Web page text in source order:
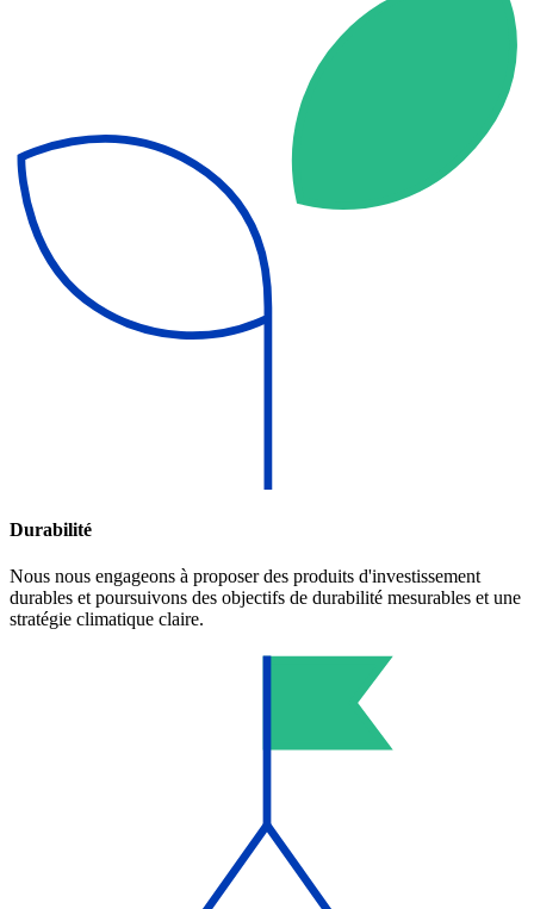
Durabilité
Nous nous engageons à proposer des produits d'investissement
durables et poursuivons des objectifs de durabilité mesurables et une
stratégie climatique claire.